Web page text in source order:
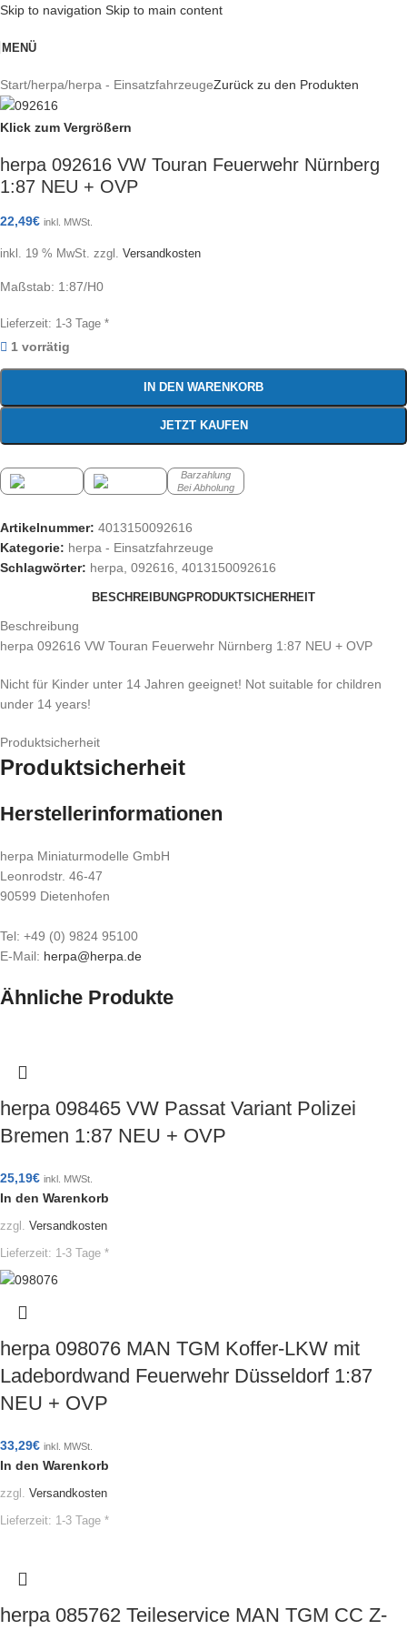
Skip to navigation Skip to main content
MENÜ
Start/herpa/herpa - EinsatzfahrzeugeZurück zu den Produkten
Klick zum Vergrößern
herpa 092616 VW Touran Feuerwehr Nürnberg
1:87 NEU + OVP
22,49€ inkl. MWSt.
inkl. 19 % MwSt. zzgl. Versandkosten
Maßstab: 1:87/H0
Lieferzeit: 1-3 Tage *
1 vorrätig
IN DEN WARENKORB
JETZT KAUFEN
Barzahlung
Bei Abholung
Artikelnummer: 4013150092616
Kategorie: herpa - Einsatzfahrzeuge
Schlagwörter: herpa, 092616, 4013150092616
BESCHREIBUNGPRODUKTSICHERHEIT
Beschreibung
herpa 092616 VW Touran Feuerwehr Nürnberg 1:87 NEU + OVP
Nicht für Kinder unter 14 Jahren geeignet! Not suitable for children
under 14 years!
Produktsicherheit
Produktsicherheit
Herstellerinformationen
herpa Miniaturmodelle GmbH
Leonrodstr. 46-47
90599 Dietenhofen
Tel: +49 (0) 9824 95100
E-Mail: herpa@herpa.de
Ähnliche Produkte
herpa 098465 VW Passat Variant Polizei
Bremen 1:87 NEU + OVP
25,19€ inkl. MWSt.
In den Warenkorb
zzgl. Versandkosten
Lieferzeit: 1-3 Tage *
herpa 098076 MAN TGM Koffer-LKW mit
Ladebordwand Feuerwehr Düsseldorf 1:87
NEU + OVP
33,29€ inkl. MWSt.
In den Warenkorb
zzgl. Versandkosten
Lieferzeit: 1-3 Tage *
herpa 085762 Teileservice MAN TGM CC Z-